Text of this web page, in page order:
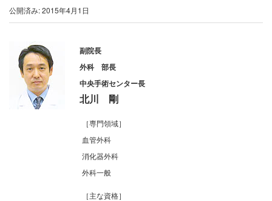
公開済み: 2015年4月1日
副院長
外科 部長
中央手術センター長
北川 剛
［専門領域］
血管外科
消化器外科
外科一般
［主な資格］